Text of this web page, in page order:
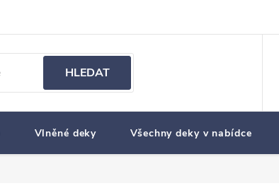
HLEDAT
Vlněné deky Všechny deky v nabídce